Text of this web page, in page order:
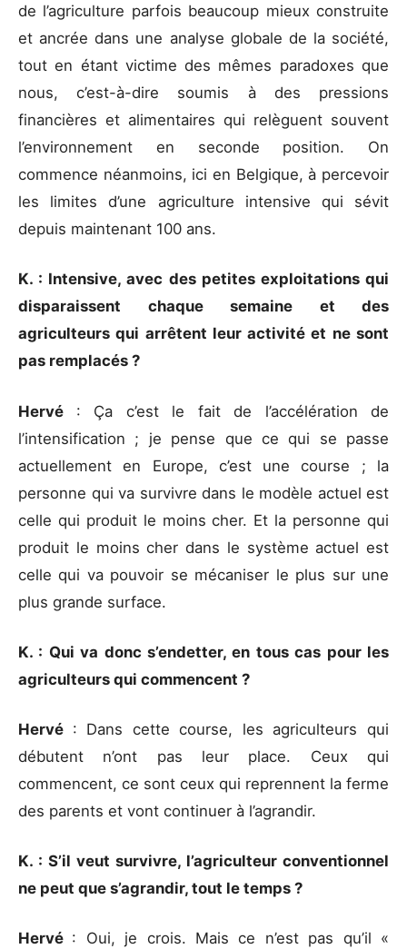
de l’agriculture parfois beaucoup mieux construite
et ancrée dans une analyse globale de la société,
tout en étant victime des mêmes paradoxes que
nous, c’est-à-dire soumis à des pressions
financières et alimentaires qui relèguent souvent
l’environnement en seconde position. On
commence néanmoins, ici en Belgique, à percevoir
les limites d’une agriculture intensive qui sévit
depuis maintenant 100 ans.
K. : Intensive, avec des petites exploitations qui
disparaissent chaque semaine et des
agriculteurs qui arrêtent leur activité et ne sont
pas remplacés ?
Hervé : Ça c’est le fait de l’accélération de
l’intensification ; je pense que ce qui se passe
actuellement en Europe, c’est une course ; la
personne qui va survivre dans le modèle actuel est
celle qui produit le moins cher. Et la personne qui
produit le moins cher dans le système actuel est
celle qui va pouvoir se mécaniser le plus sur une
plus grande surface.
K. : Qui va donc s’endetter, en tous cas pour les
agriculteurs qui commencent ?
Hervé : Dans cette course, les agriculteurs qui
débutent n’ont pas leur place. Ceux qui
commencent, ce sont ceux qui reprennent la ferme
des parents et vont continuer à l’agrandir.
K. : S’il veut survivre, l’agriculteur conventionnel
ne peut que s’agrandir, tout le temps ?
Hervé : Oui, je crois. Mais ce n’est pas qu’il «